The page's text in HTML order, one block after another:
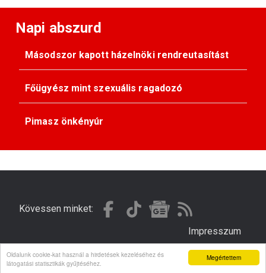
Megértettem
Oldalunk cookie-kat használ a hirdetések kezeléséhez és
látogatási statisztikák gyűjtéséhez.
Napi abszurd
Másodszor kapott házelnöki rendreutasítást
Főügyész mint szexuális ragadozó
Pimasz önkényúr
Kövessen minket:
Impresszum
© Gondola 2026 - Minden jog fenntartva